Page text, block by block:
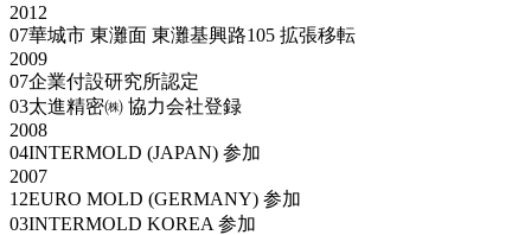
2012
07華城市 東灘面 東灘基興路105 拡張移転
2009
07企業付設研究所認定
03太進精密㈱ 協力会社登録
2008
04INTERMOLD (JAPAN) 参加
2007
12EURO MOLD (GERMANY) 参加
03INTERMOLD KOREA 参加